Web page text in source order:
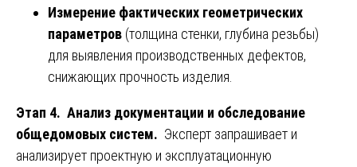
Измерение фактических геометрических
параметров (толщина стенки, глубина резьбы)
для выявления производственных дефектов,
снижающих прочность изделия.
Этап 4. Анализ документации и обследование
общедомовых систем. Эксперт запрашивает и
анализирует проектную и эксплуатационную